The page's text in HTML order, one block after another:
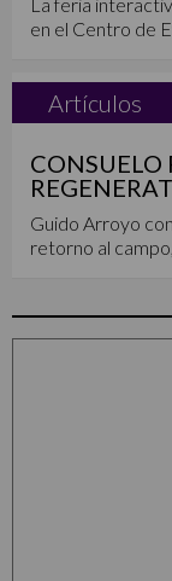
en el Centro de
Artículos
CONSUELO
Guido Arroyo
retorno al